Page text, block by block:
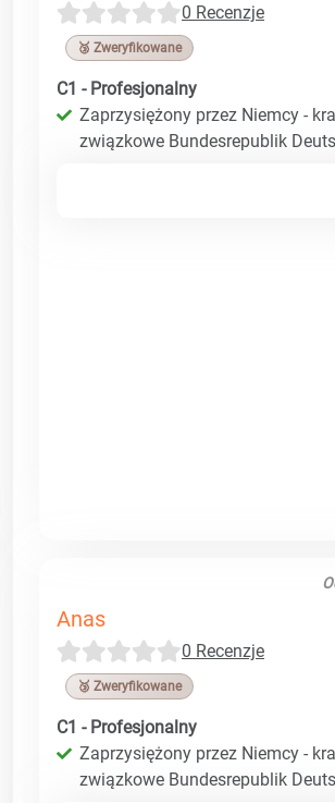
0 Recenzje
🥉 Zweryfikowane
C1 - Profesjonalny
Zaprzysiężony przez Niemcy -
związkowe Bundesrepublik
Anas
0 Recenzje
🥉 Zweryfikowane
C1 - Profesjonalny
Zaprzysiężony przez Niemcy -
związkowe Bundesrepublik